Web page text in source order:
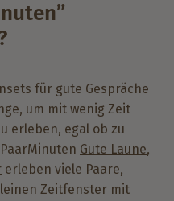
für gute Gespräche
um mit wenig Zeit
erleben, egal ob zu
Gute Laune,
erleben viele Paare,
Zeitfenster mit